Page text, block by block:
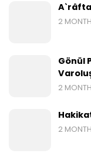
2
Gönül
2
2